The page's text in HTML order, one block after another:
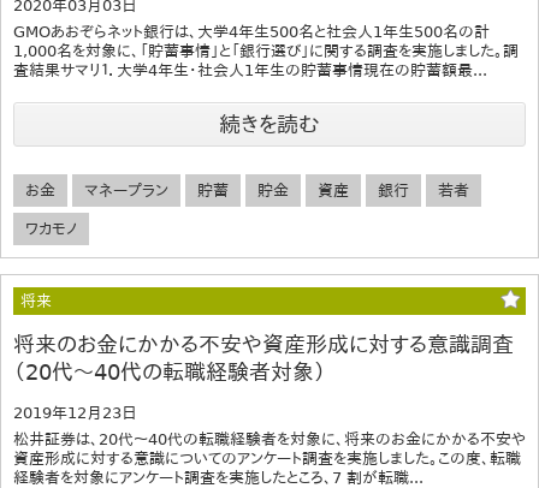
2020年03月03日
GMOあおぞらネット銀行は、大学4年生500名と社会人1年生500名の計
1,000名を対象に、「貯蓄事情」と「銀行選び」に関する調査を実施しました。調
査結果サマリ１．大学4年生・社会人1年生の貯蓄事情現在の貯蓄額最...
続きを読む
お金 マネープラン 貯蓄 貯金 資産 銀行 若者
ワカモノ
将来
将来のお金にかかる不安や資産形成に対する意識調査
（20代～40代の転職経験者対象）
2019年12月23日
松井証券は、20代～40代の転職経験者を対象に、将来のお金にかかる不安や
資産形成に対する意識についてのアンケート調査を実施しました。この度、転職
経験者を対象にアンケート調査を実施したところ、7 割が転職...